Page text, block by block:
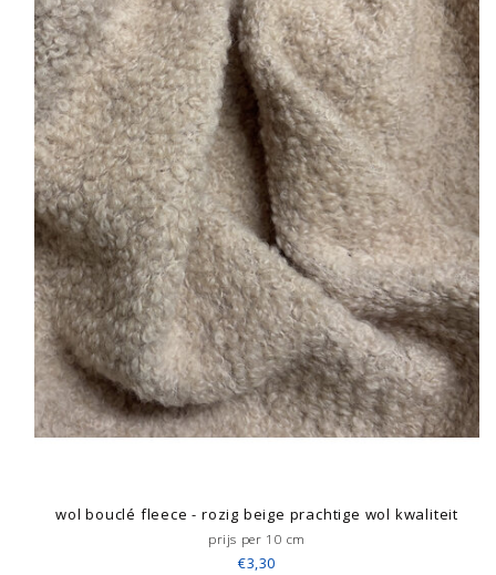
wol bouclé fleece - rozig beige prachtige wol kwaliteit
prijs per 10 cm
€3,30